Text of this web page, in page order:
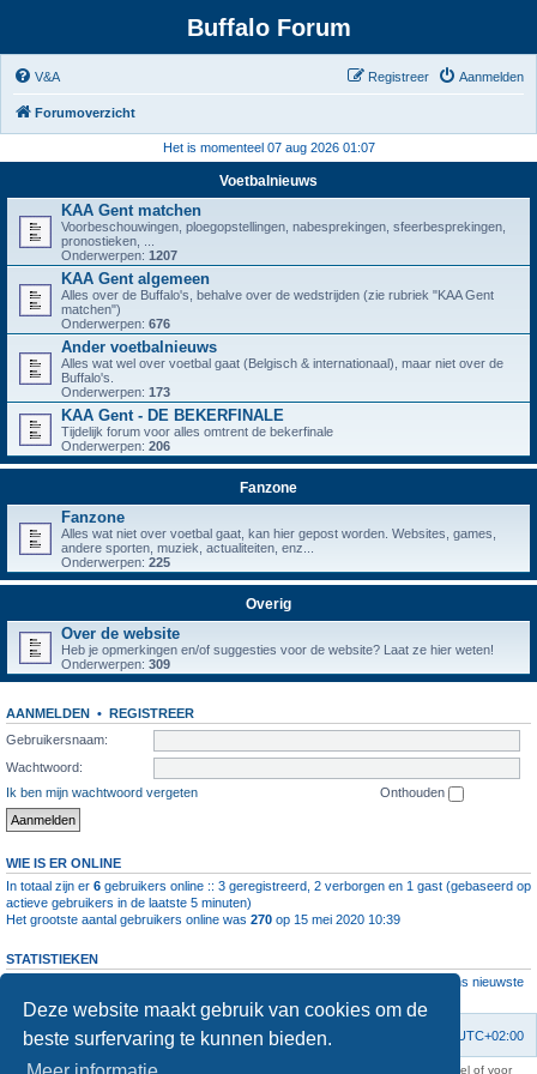
Deze website maakt gebruik van cookies om de
beste surfervaring te kunnen bieden.
Buffalo Forum
V&A Aanmelden
Registreer
Forumoverzicht
Het is momenteel 07 aug 2026 01:07
Voetbalnieuws
KAA Gent matchen
Voorbeschouwingen, ploegopstellingen, nabesprekingen, sfeerbesprekingen,
pronostieken, ...
Onderwerpen: 1207
KAA Gent algemeen
Alles over de Buffalo's, behalve over de wedstrijden (zie rubriek "KAA Gent
matchen")
Onderwerpen: 676
Ander voetbalnieuws
Alles wat wel over voetbal gaat (Belgisch & internationaal), maar niet over de
Buffalo's.
Onderwerpen: 173
KAA Gent - DE BEKERFINALE
Tijdelijk forum voor alles omtrent de bekerfinale
Onderwerpen: 206
Fanzone
Fanzone
Alles wat niet over voetbal gaat, kan hier gepost worden. Websites, games,
andere sporten, muziek, actualiteiten, enz...
Onderwerpen: 225
Overig
Over de website
Heb je opmerkingen en/of suggesties voor de website? Laat ze hier weten!
Onderwerpen: 309
AANMELDEN • REGISTREER
Gebruikersnaam:
Wachtwoord:
Ik ben mijn wachtwoord vergeten
Onthouden
WIE IS ER ONLINE
In totaal zijn er 6 gebruikers online :: 3 geregistreerd, 2 verborgen en 1 gast (gebaseerd op
actieve gebruikers in de laatste 5 minuten)
Het grootste aantal gebruikers online was 270 op 15 mei 2020 10:39
STATISTIEKEN
• Ons nieuwste
Forumoverzicht UTC+02:00
Verwijder cookies
Contact
KAA Gent kan nooit aansprakelijk worden gesteld voor om het even welk nadeel of voor